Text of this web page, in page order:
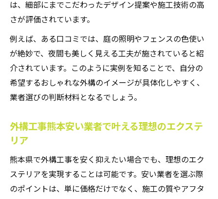
は、細部にまでこだわったデザイン提案や施工技術の高
さが評価されています。
例えば、ある口コミでは、庭の照明やフェンスの色使い
が絶妙で、夜間も美しく見える工夫が施されていると紹
介されています。このように実例を知ることで、自分の
希望するおしゃれな外構のイメージが具体化しやすく、
業者選びの判断材料となるでしょう。
外構工事熊本安い業者で叶える理想のエクステ
リア
熊本県で外構工事を安く抑えたい場合でも、理想のエク
ステリアを実現することは可能です。安い業者を選ぶ際
のポイントは、単に価格だけでなく、施工の質やアフタ